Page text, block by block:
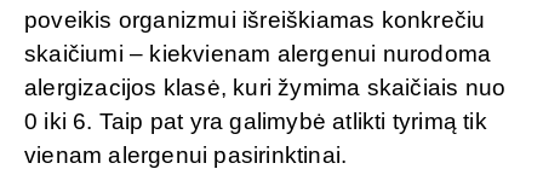
poveikis organizmui išreiškiamas konkrečiu
skaičiumi – kiekvienam alergenui nurodoma
alergizacijos klasė, kuri žymima skaičiais nuo
0 iki 6. Taip pat yra galimybė atlikti tyrimą tik
vienam alergenui pasirinktinai.